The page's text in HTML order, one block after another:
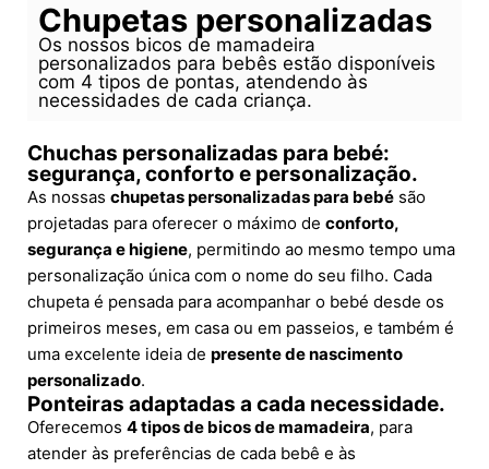
Chupetas personalizadas
Os nossos bicos de mamadeira
personalizados para bebês estão disponíveis
com 4 tipos de pontas, atendendo às
necessidades de cada criança.
Chuchas personalizadas para bebé:
segurança, conforto e personalização.
As nossas chupetas personalizadas para bebé são
projetadas para oferecer o máximo de conforto,
segurança e higiene, permitindo ao mesmo tempo uma
personalização única com o nome do seu filho. Cada
chupeta é pensada para acompanhar o bebé desde os
primeiros meses, em casa ou em passeios, e também é
uma excelente ideia de presente de nascimento
personalizado.
Ponteiras adaptadas a cada necessidade.
Oferecemos 4 tipos de bicos de mamadeira, para
atender às preferências de cada bebê e às